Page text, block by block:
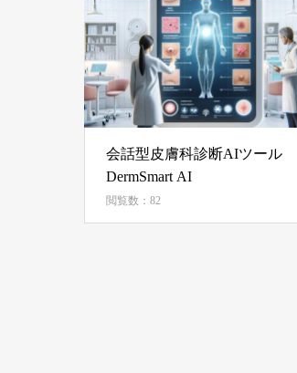
会話型皮膚科診断AIツール
DermSmart AI
閲覧数：82